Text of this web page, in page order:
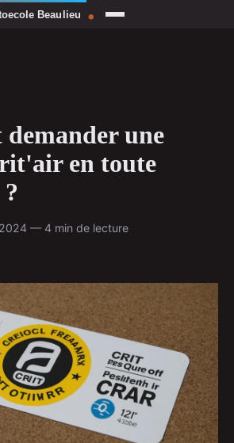
une
en toute
— 4 min de lecture